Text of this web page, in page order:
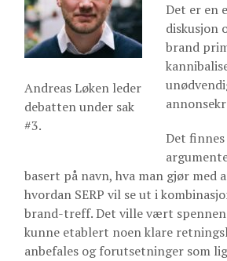
Andreas Løken leder
debatten under sak
#3.
Det er en
diskusjon
brand
Det
basert på navn, hva man gjør med
hvordan SERP vil se ut i
brand-treff. Det ville vært
kunne etablert noen klare
anbefales og forutsetninger som